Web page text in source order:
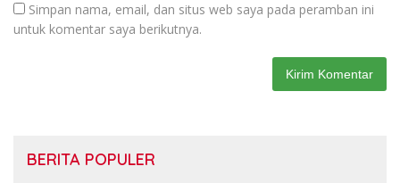
Simpan nama, email, dan situs web saya pada peramban ini
untuk komentar saya berikutnya.
BERITA POPULER